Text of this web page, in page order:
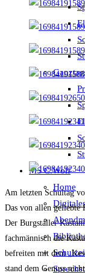
MS C.Wolf
Home
Am letzten Schultag
Das von allen geliebte
Der Burgstaller
fachmännisch die
befreiten mit dem
stand dem Genuss